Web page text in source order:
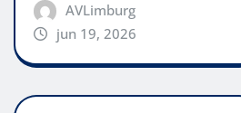
AVLimburg
jun 19, 2026